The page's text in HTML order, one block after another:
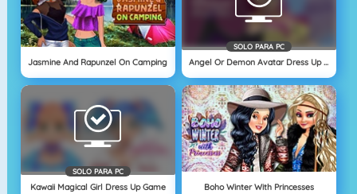
Jasmine And Rapunzel On Camping
SOLO PARA PC
Angel Or Demon Avatar Dress Up Game
SOLO PARA PC
Kawaii Magical Girl Dress Up Game Boho Winter With Princesses